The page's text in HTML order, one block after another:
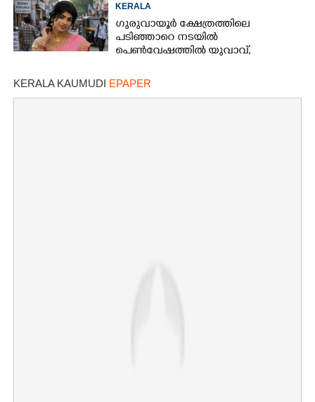
KERALA
ഗുരുവായൂർ ക്ഷേത്രത്തിലെ
പടിഞ്ഞാറെ നടയിൽ
പെൺവേഷത്തിൽ യുവാവ്,​
തെളിഞ്ഞത് വൻഗൂഢാലോചന
KERALA KAUMUDI EPAPER